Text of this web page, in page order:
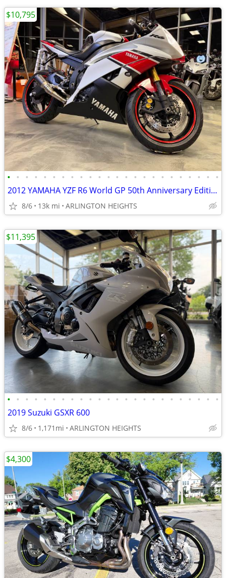
• • • • • • • • • • • • • • • • • • • • • • • •
2012 YAMAHA YZF R6 World GP 50th Anniversary Edition
8/6 13k mi ARLINGTON HEIGHTS
$10,795
• • • • • • • • • • • • • • • • • • • • • • • •
2019 Suzuki GSXR 600
8/6 1,171mi ARLINGTON HEIGHTS
$11,395
$4,300